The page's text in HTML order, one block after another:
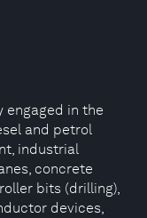
engaged in the
and petrol
industrial
concrete
bits (drilling),
devices,